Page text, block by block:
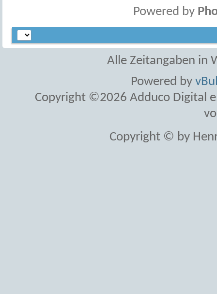
Powered by
Alle Zeitangaben in
Powered by
Copyright ©2026 Adduco Digital
Copyright © by